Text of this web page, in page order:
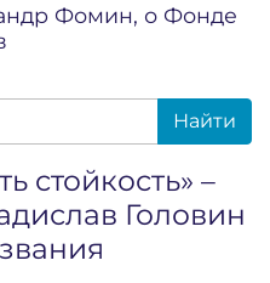
Фомин, о Фонде
Найти
стойкость» –
Головин